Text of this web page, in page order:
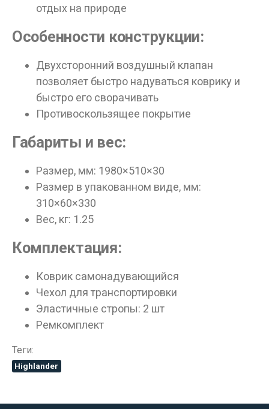
отдых на природе
Особенности конструкции:
Двухсторонний воздушный клапан
позволяет быстро надуваться коврику и
быстро его сворачивать
Противоскользящее покрытие
Габариты и вес:
Размер, мм: 1980×510×30
Размер в упакованном виде, мм:
310×60×330
Вес, кг: 1.25
Комплектация:
Коврик самонадувающийся
Чехол для транспортировки
Эластичные стропы: 2 шт
Ремкомплект
Теги:
Highlander